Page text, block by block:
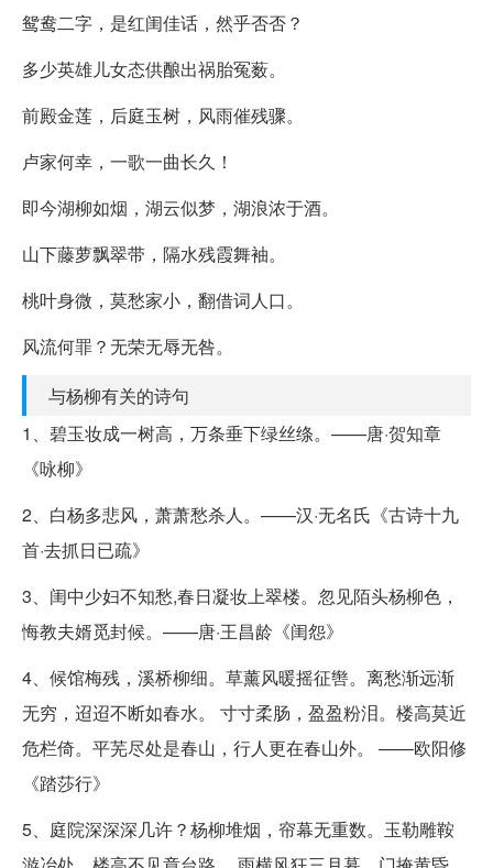
鸳鸯二字，是红闺佳话，然乎否否？
多少英雄儿女态供酿出祸胎冤薮。
前殿金莲，后庭玉树，风雨催残骤。
卢家何幸，一歌一曲长久！
即今湖柳如烟，湖云似梦，湖浪浓于酒。
山下藤萝飘翠带，隔水残霞舞袖。
桃叶身微，莫愁家小，翻借词人口。
风流何罪？无荣无辱无咎。
与杨柳有关的诗句
1、碧玉妆成一树高，万条垂下绿丝绦。——唐·贺知章
《咏柳》
2、白杨多悲风，萧萧愁杀人。——汉·无名氏《古诗十九
首·去抓日已疏》
3、闺中少妇不知愁,春日凝妆上翠楼。忽见陌头杨柳色，
悔教夫婿觅封候。——唐·王昌龄《闺怨》
4、候馆梅残，溪桥柳细。草薰风暖摇征辔。离愁渐远渐
无穷，迢迢不断如春水。 寸寸柔肠，盈盈粉泪。楼高莫近
危栏倚。平芜尽处是春山，行人更在春山外。 ——欧阳修
《踏莎行》
5、庭院深深深几许？杨柳堆烟，帘幕无重数。玉勒雕鞍